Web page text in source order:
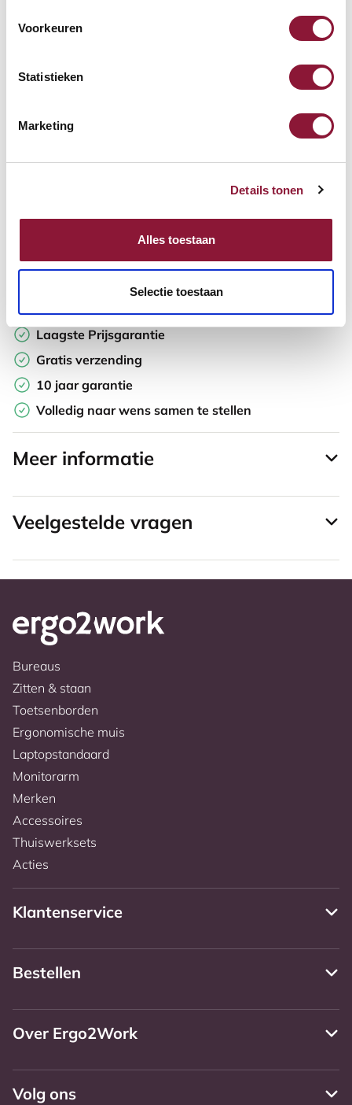
Voorkeuren
Statistieken
Marketing
Details tonen
Alles toestaan
Selectie toestaan
Levertijd: 3-6 weken
Op zoek naar aantallen? Maak je werkplek compleet en vraag
direct een offerte op maat aan.
Toevoegen aan vergelijker
Laagste Prijsgarantie
Gratis verzending
10 jaar garantie
Volledig naar wens samen te stellen
Meer informatie
Veelgestelde vragen
Bureaus
Zitten & staan
Toetsenborden
Ergonomische muis
Laptopstandaard
Monitorarm
Merken
Accessoires
Thuiswerksets
Acties
Klantenservice
Bestellen
Over Ergo2Work
Volg ons